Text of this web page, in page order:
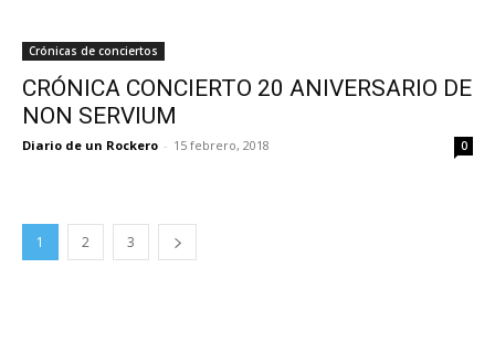
Crónicas de conciertos
CRÓNICA CONCIERTO 20 ANIVERSARIO DE
NON SERVIUM
Diario de un Rockero - 15 febrero, 2018 0
1 2 3